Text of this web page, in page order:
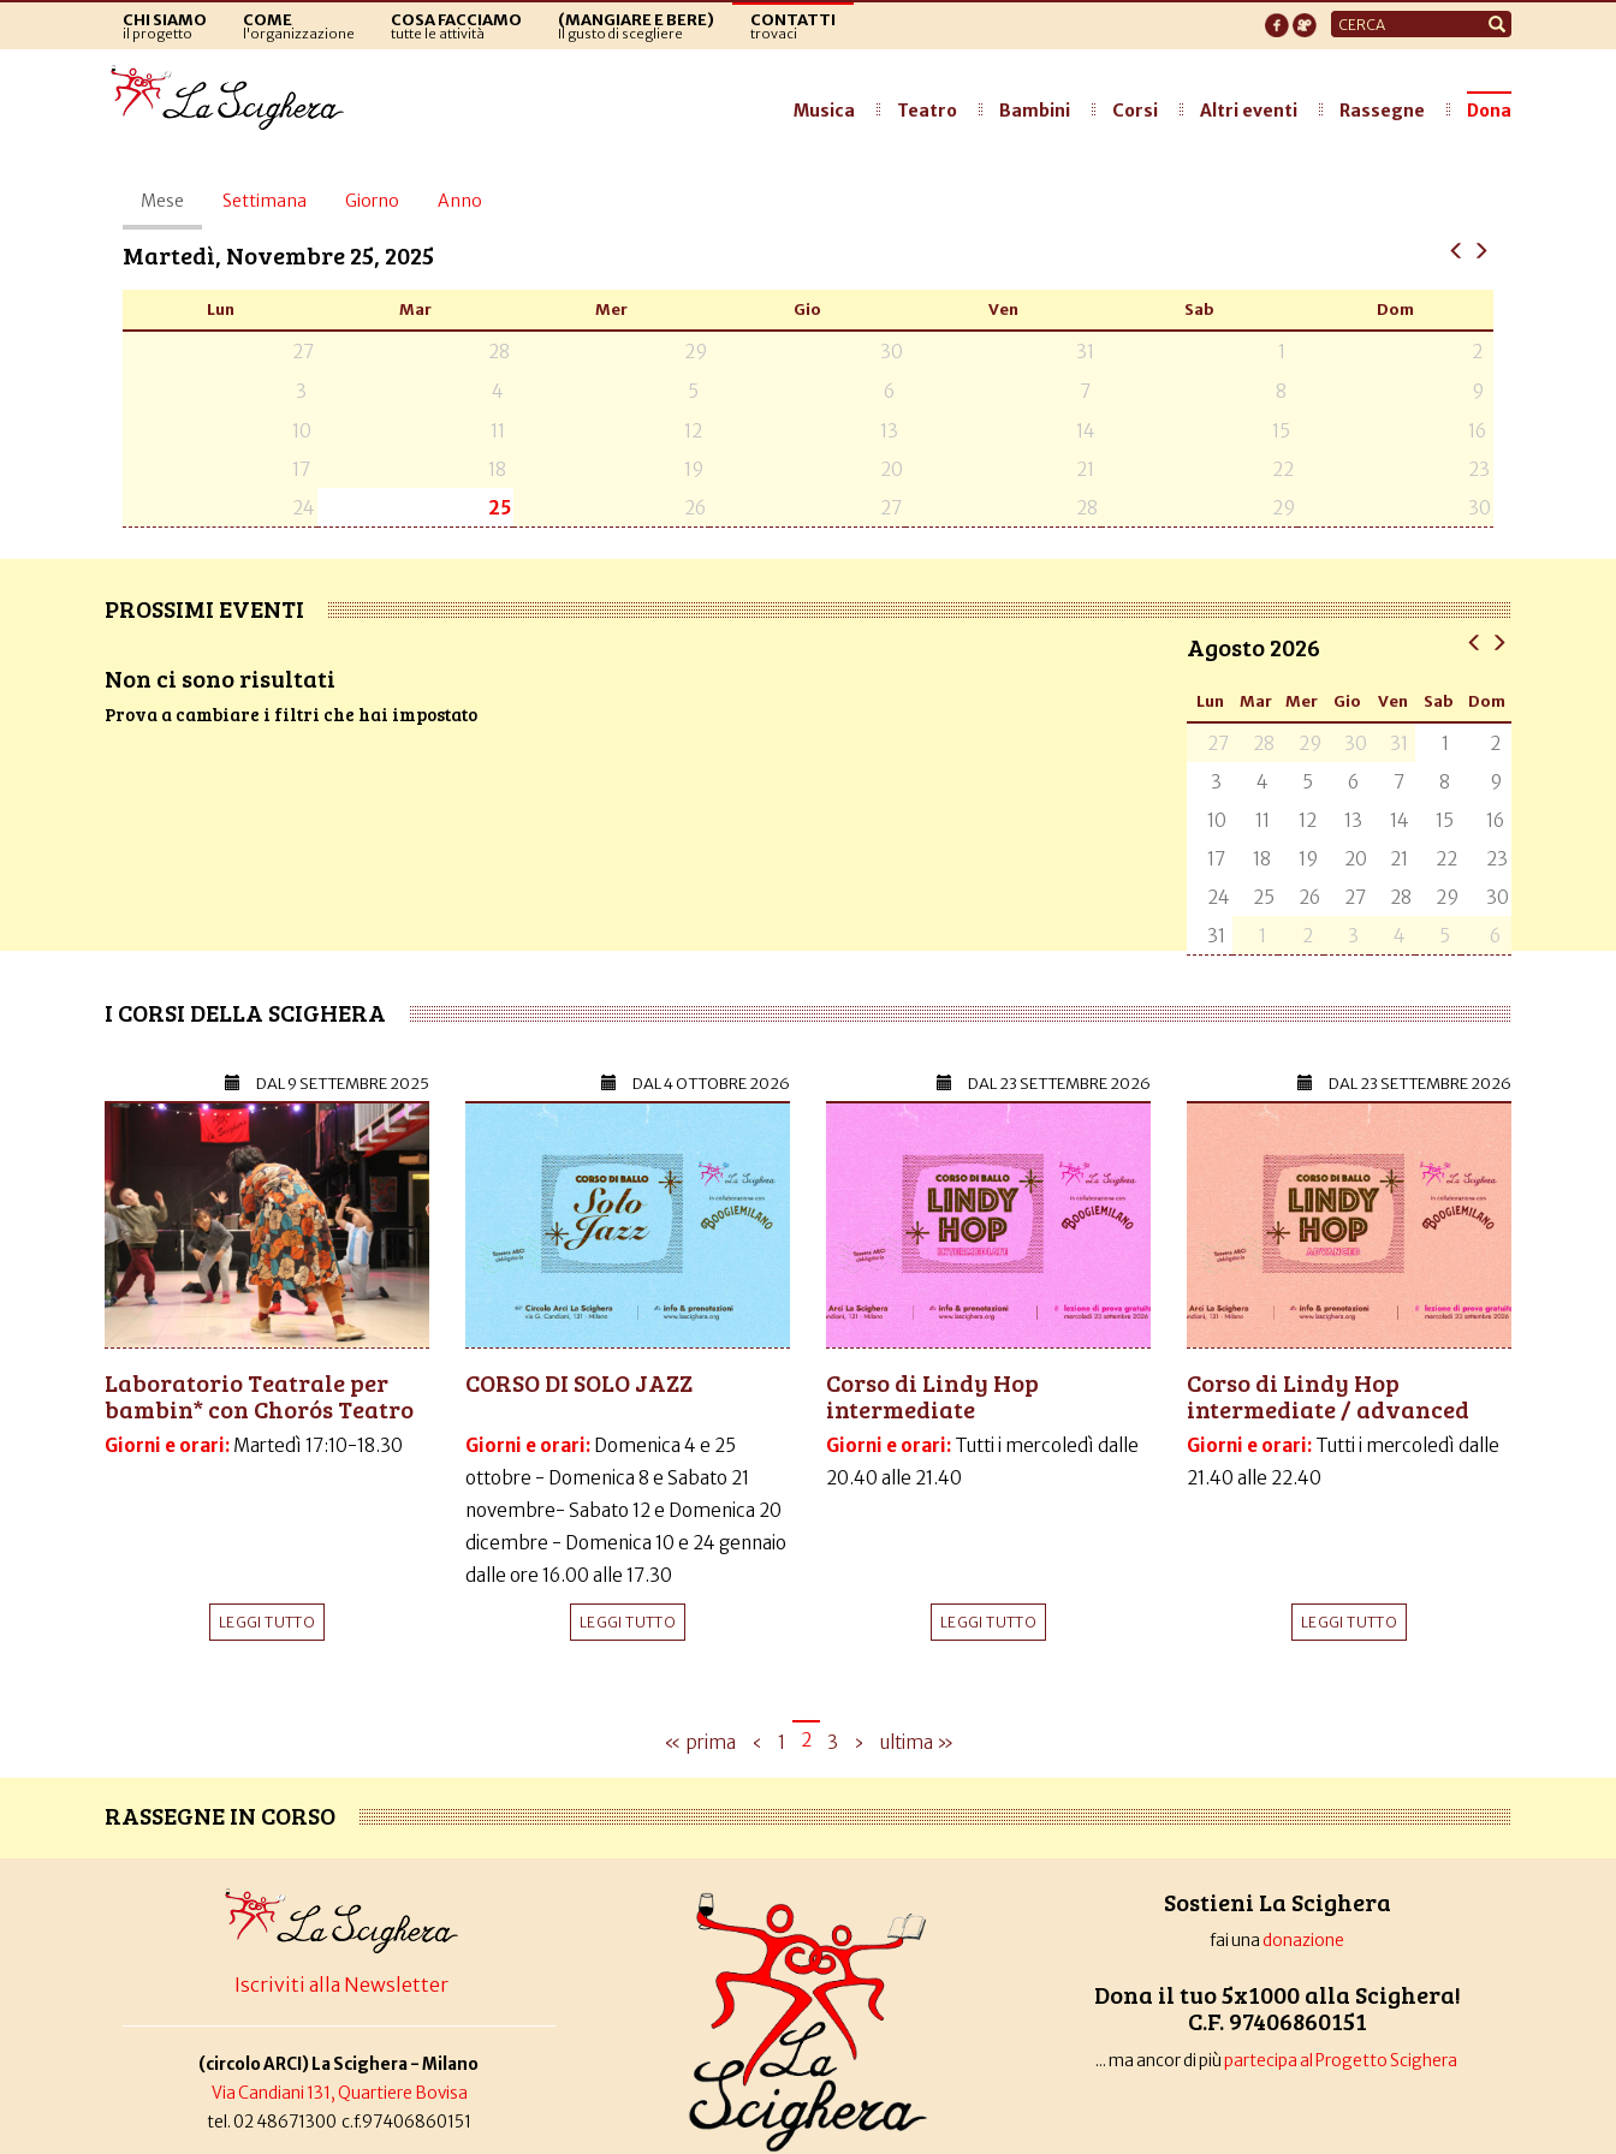
CHI SIAMO
il progetto
COME
l'organizzazione
COSA FACCIAMO
tutte le attività
(MANGIARE E BERE)
Il gusto di scegliere
CONTATTI
trovaci
Form
di
Musica Teatro Bambini Corsi Altri eventi Rassegne Dona
Schede
primarie
Mese (scheda
attiva)
Settimana Giorno Anno
Martedì, Novembre 25, 2025
Lun Mar Mer Gio Ven Sab Dom
27 28 29 30 31 1
2
3
4 5 6 7 8
9
10
11 12 13 14 15
16
17
18 19 20 21 22
23
24
25 26 27 28 29 30
PROSSIMI EVENTI
Non ci sono risultati
Prova a cambiare i filtri che hai impostato
Agosto 2026
Lun Mar Mer Gio Ven Sab Dom
27 28 29 30 31 1
2
3
4 5 6 7 8
9
10
11 12 13 14 15
16
17
18 19 20 21 22
23
24
25 26 27 28 29
30
31
1 2 3 4 5 6
I CORSI DELLA SCIGHERA
DAL9 SETTEMBRE 2025
Laboratorio Teatrale per
bambin* con Chorós Teatro
Giorni e orari: Martedì 17:10-18.30
LEGGI TUTTO
DAL4 OTTOBRE 2026
CORSO DI SOLO JAZZ
Giorni e orari: Domenica 4 e 25
ottobre - Domenica 8 e Sabato 21
novembre- Sabato 12 e Domenica 20
dicembre - Domenica 10 e 24 gennaio
dalle ore 16.00 alle 17.30
LEGGI TUTTO
DAL23 SETTEMBRE 2026
Corso di Lindy Hop
intermediate
Giorni e orari: Tutti i mercoledì dalle
20.40 alle 21.40
LEGGI TUTTO
DAL23 SETTEMBRE 2026
Corso di Lindy Hop
intermediate / advanced
Giorni e orari: Tutti i mercoledì dalle
21.40 alle 22.40
LEGGI TUTTO
« prima ‹ 1 2 3 › ultima »
RASSEGNE IN CORSO
Iscriviti alla Newsletter
(circolo ARCI) La Scighera - Milano
Via Candiani 131, Quartiere Bovisa
tel. 02 48671300 c.f.97406860151
Sostieni La Scighera
fai unadonazione
Dona il tuo 5x1000 alla Scighera!
C.F. 97406860151
... ma ancor di piùpartecipa al Progetto Scighera